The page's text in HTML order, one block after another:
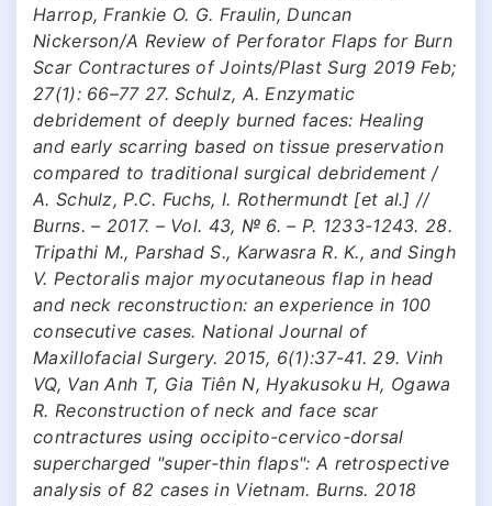
Harrop, Frankie O. G. Fraulin, Duncan
Nickerson/A Review of Perforator Flaps for Burn
Scar Contractures of Joints/Plast Surg 2019 Feb;
27(1): 66–77 27. Schulz, A. Enzymatic
debridement of deeply burned faces: Healing
and early scarring based on tissue preservation
compared to traditional surgical debridement /
A. Schulz, P.C. Fuchs, I. Rothermundt [et al.] //
Burns. – 2017. – Vol. 43, № 6. – Р. 1233-1243. 28.
Tripathi M., Parshad S., Karwasra R. K., and Singh
V. Pectoralis major myocutaneous flap in head
and neck reconstruction: an experience in 100
consecutive cases. National Journal of
Maxillofacial Surgery. 2015, 6(1):37-41. 29. Vinh
VQ, Van Anh T, Gia Tiên N, Hyakusoku H, Ogawa
R. Reconstruction of neck and face scar
contractures using occipito-cervico-dorsal
supercharged "super-thin flaps": A retrospective
analysis of 82 cases in Vietnam. Burns. 2018